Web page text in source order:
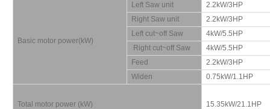
Basic motor power(kW)
Left Saw unit
2.2kW/3HP
Right Saw unit
2.2kW/3HP
Left cut~off Saw
4kW/5.5HP
Right cut~off Saw
4kW/5.5HP
Feed
2.2kW/3HP
Widen
0.75kW/1.1HP
Total motor power (kW) 15.35kW/21.1HP